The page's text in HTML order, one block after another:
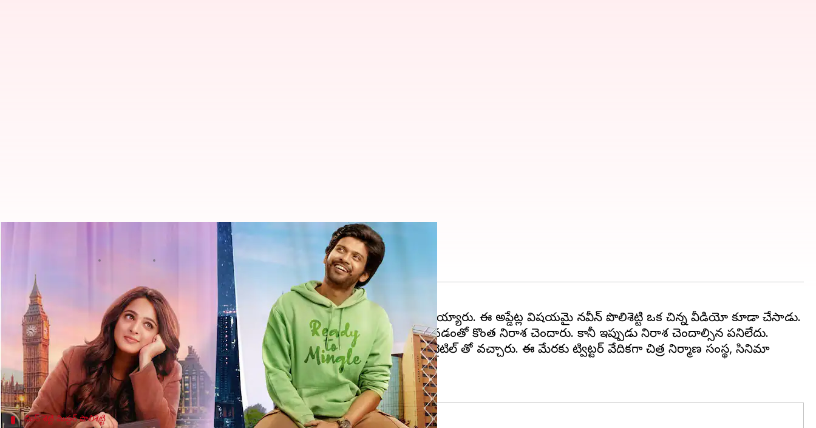
ఇంటి పేర్లనే సినిమా టైటిల్ గా మార్చేసిన మిస్ శెట్టి మిస్టర్ పొలిశెట్టి
ఈ వార్తాకథనం ఏంటి
అనుష్క శెట్టి
, నవీన్ పొలిశెట్టి కలిసి నటిస్తున్న సినిమా నుండి అప్డేట్లు రాక అభిమానులు ఆగమయ్యారు. ఈ అప్డేట్ల విషయమై నవీన్ పొలిశెట్టి ఒక చిన్న వీడియో కూడా చేసాడు.
అది అందరినీ నవ్వించింది. కానీ అదే టైమ్ లో సినిమా నుండి అప్డేట్ అంత తొందరగా రాకపోవడంతో కొంత నిరాశ చెందారు. కానీ ఇప్పుడు నిరాశ చెందాల్సిన పనిలేదు.
అనుష్క శెట్టి, నవీన్ పొలిశెట్టి.. తమ ఇంటిపేర్లతోనే వచ్చేసారు. మిస్ శెట్టి మిస్టర్ పొలిశెట్టి అనే టైటిల్ తో వచ్చారు. ఈ మేరకు ట్విట్టర్ వేదికగా చిత్ర నిర్మాణ సంస్థ, సినిమా
పేరును ప్రకటిస్తూ పోస్టర్ రిలీజ్ చేసింది.
మిస్ శెట్టి మిస్టర్ పొలిశెట్టి